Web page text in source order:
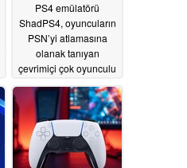
PS4 emülatörü
ShadPS4, oyuncuların
PSN’yi atlamasına
olanak tanıyan
çevrimiçi çok oyunculu
06/27/2026